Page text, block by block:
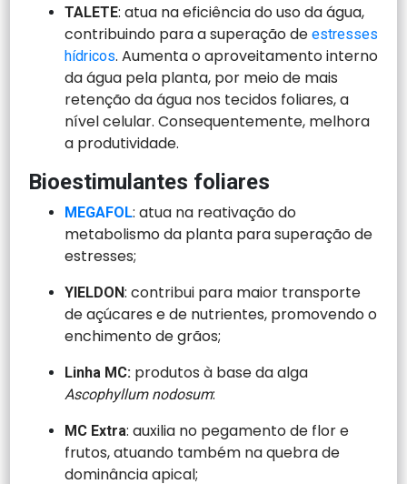
TALETE: atua na eficiência do uso da água,
contribuindo para a superação deestresses
hídricos. Aumenta o aproveitamento interno
da água pela planta, por meio de mais
retenção da água nos tecidos foliares, a
nível celular. Consequentemente, melhora
a produtividade.
Bioestimulantes foliares
MEGAFOL: atua na reativação do
metabolismo da planta para superação de
estresses;
YIELDON: contribui para maior transporte
de açúcares e de nutrientes, promovendo o
enchimento de grãos;
Linha MC: produtos à base da alga
Ascophyllum nodosum:
MC Extra: auxilia no pegamento de flor e
frutos, atuando também na quebra de
dominância apical;